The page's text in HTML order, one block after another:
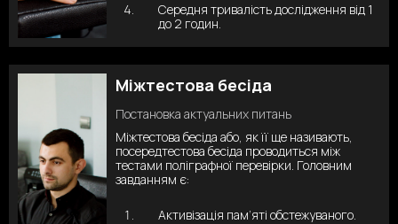
Середня тривалість дослідження від 1
до 2 годин.
Міжтестова бесіда
Постановка актуальних питань
Міжтестова бесіда або, як її ще називають,
посередтестова бесіда проводиться між
тестами поліграфної перевірки. Головним
завданням є:
Активізація пам’яті обстежуваного.